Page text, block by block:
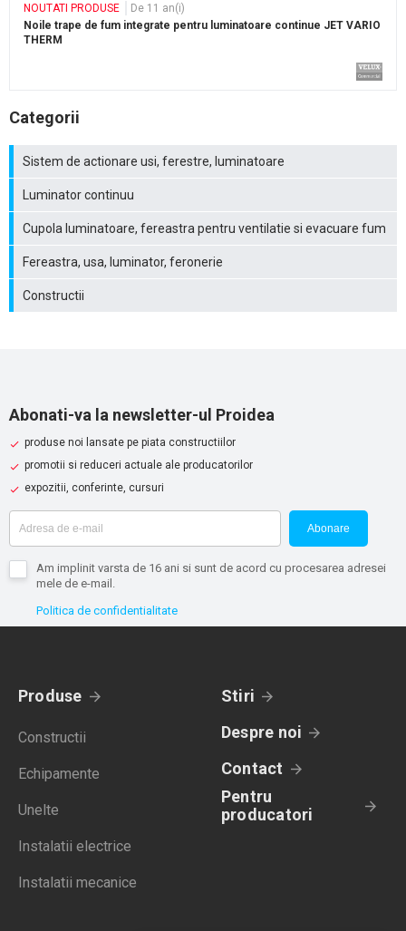
NOUTATI PRODUSE
De 11 an(i)
Noile trape de fum integrate pentru luminatoare continue JET VARIO
THERM
Categorii
Sistem de actionare usi, ferestre, luminatoare
Luminator continuu
Cupola luminatoare, fereastra pentru ventilatie si evacuare fum
Fereastra, usa, luminator, feronerie
Constructii
Abonati-va la newsletter-ul Proidea
produse noi lansate pe piata constructiilor
promotii si reduceri actuale ale producatorilor
expozitii, conferinte, cursuri
Abonare
Am implinit varsta de 16 ani si sunt de acord cu procesarea adresei
mele de e-mail.
Politica de confidentialitate
Produse
Constructii
Echipamente
Unelte
Instalatii electrice
Instalatii mecanice
Stiri
Despre noi
Contact
Pentru
producatori